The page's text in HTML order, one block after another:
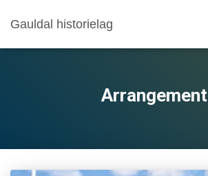
Gauldal historielag
Arrangement